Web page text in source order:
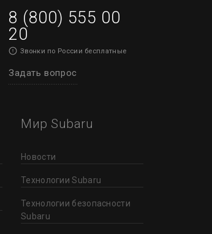
8 (800) 555 00
20
Звонки по России бесплатные
Задать вопрос
Мир Subaru
Новости
Технологии Subaru
Технологии безопасности
Subaru